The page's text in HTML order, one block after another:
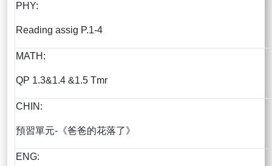
PHY:
Reading assig P.1-4
MATH:
QP 1.3&1.4 &1.5 Tmr
CHIN:
預習單元-《爸爸的花落了》
ENG: